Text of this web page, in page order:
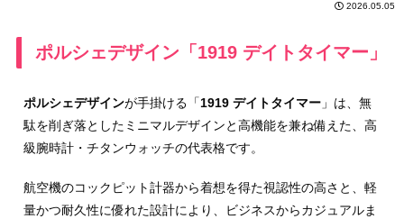
2026.05.05
ポルシェデザイン「1919 デイトタイマー」
ポルシェデザインが手掛ける「1919 デイトタイマー 」は、無
駄を削ぎ落としたミニマルデザインと高機能を兼ね備えた、高
級腕時計・チタンウォッチの代表格です。
航空機のコックピット計器から着想を得た視認性の高さと、軽
量かつ耐久性に優れた設計により、ビジネスからカジュアルま